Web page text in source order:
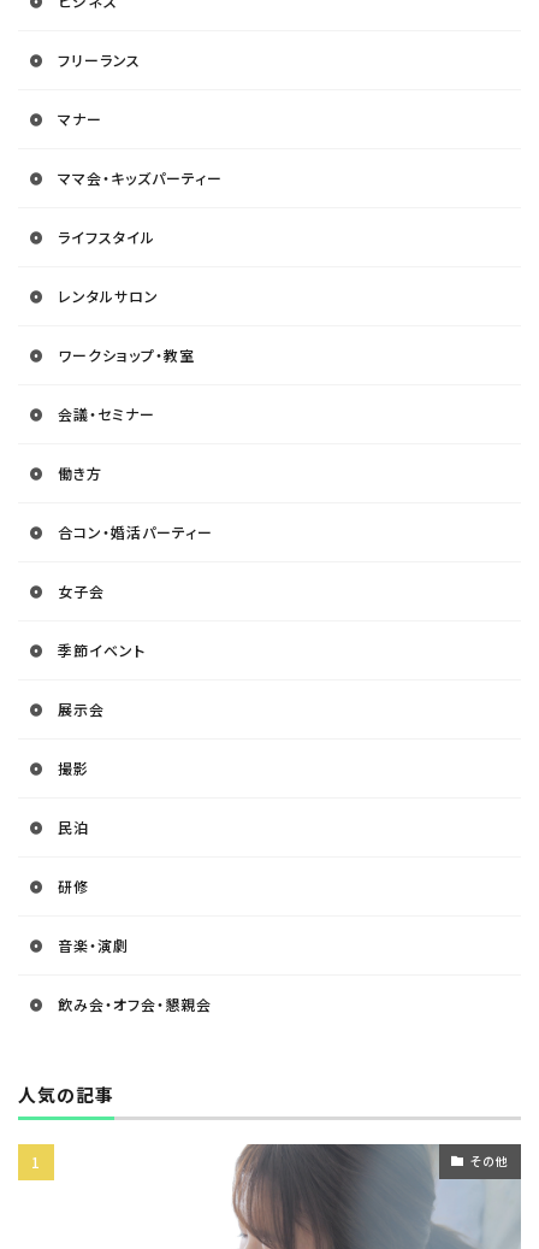
フリーランス
マナー
ママ会・キッズパーティー
ライフスタイル
レンタルサロン
ワークショップ・教室
会議・セミナー
働き方
合コン・婚活パーティー
女子会
季節イベント
展示会
撮影
民泊
研修
音楽・演劇
飲み会・オフ会・懇親会
人気の記事
その他